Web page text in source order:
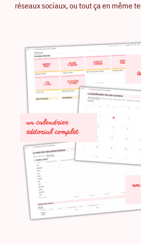
réseaux sociaux, ou tout ça en même